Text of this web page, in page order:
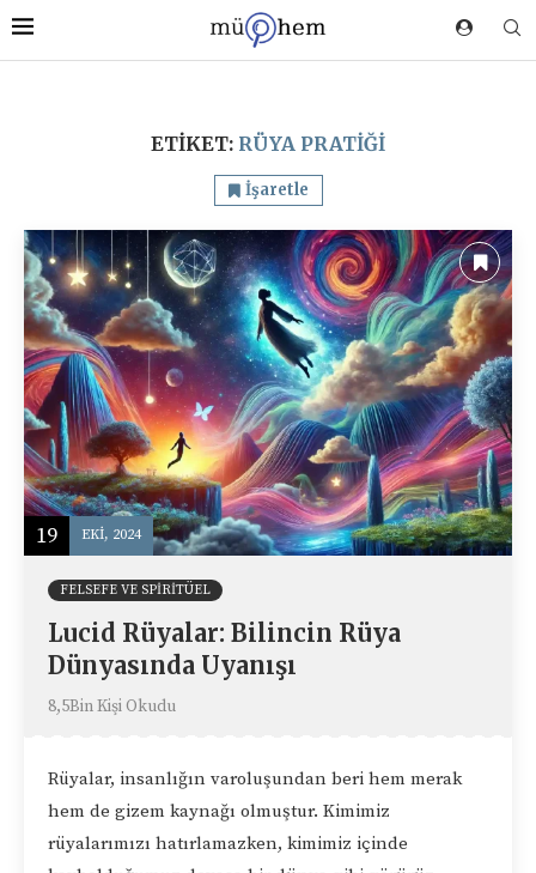
ETIKET: RÜYA PRATIĞI
İşaretle
19 EKI, 2024
FELSEFE VE SPIRITÜEL
Lucid Rüyalar: Bilincin Rüya
Dünyasında Uyanışı
8,5Bin Kişi Okudu
Rüyalar, insanlığın varoluşundan beri hem merak
hem de gizem kaynağı olmuştur. Kimimiz
rüyalarımızı hatırlamazken, kimimiz içinde